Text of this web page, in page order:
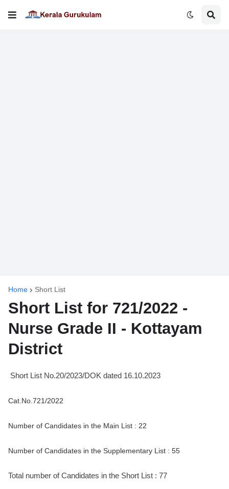
Home Short List
Short List for 721/2022 -
Nurse Grade II - Kottayam
District
Short List No.20/2023/DOK dated 16.10.2023
Cat.No.721/2022
Number of Candidates in the Main List : 22
Number of Candidates in the Supplementary List : 55
Total number of Candidates in the Short List : 77